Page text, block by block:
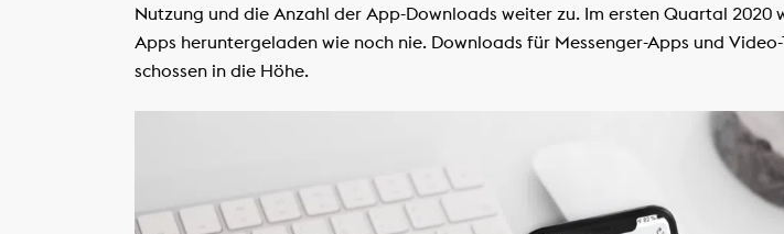
Nutzung und die Anzahl der App-Downloads weiter zu. Im ersten Quartal 2020
Apps heruntergeladen wie noch nie. Downloads für Messenger-Apps und
schossen in die Höhe.